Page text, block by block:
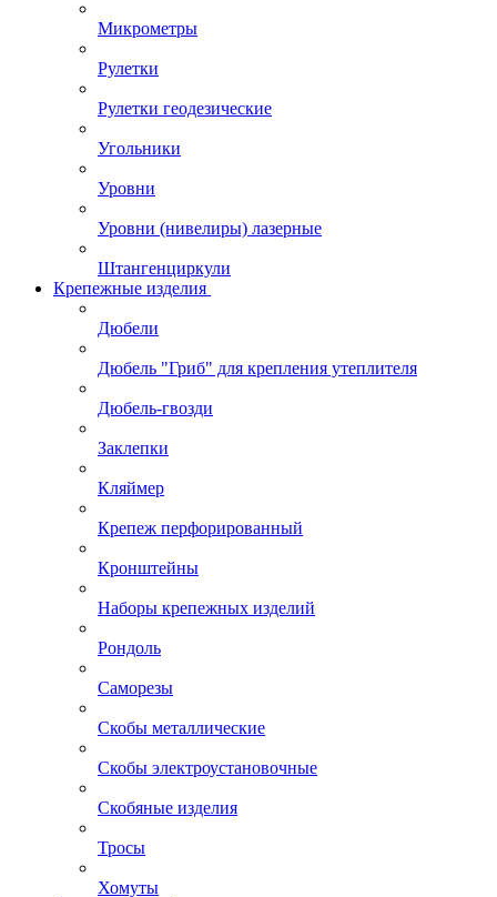
Микрометры
Рулетки
Рулетки геодезические
Угольники
Уровни
Уровни (нивелиры) лазерные
Штангенциркули
Крепежные изделия
Дюбели
Дюбель "Гриб" для крепления утеплителя
Дюбель-гвозди
Заклепки
Кляймер
Крепеж перфорированный
Кронштейны
Наборы крепежных изделий
Рондоль
Саморезы
Скобы металлические
Скобы электроустановочные
Скобяные изделия
Тросы
Хомуты